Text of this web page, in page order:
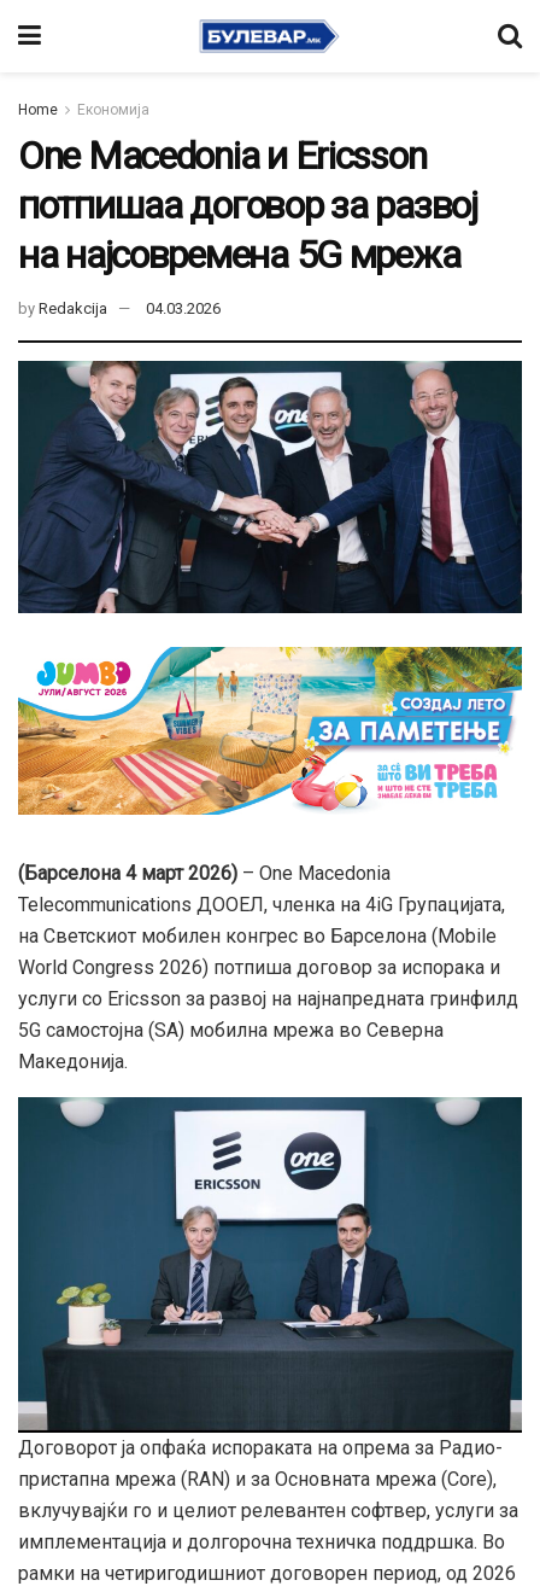
Home Економија
One Macedonia и Ericsson
потпишаа договор за развој
на најсовремена 5G мрежа
by Redakcija 04.03.2026
(Барселона 4 март 2026) – One Macedonia
Telecommunications ДООЕЛ, членка на 4iG Групацијата,
на Светскиот мобилен конгрес во Барселона (Mobile
World Congress 2026) потпиша договор за испорака и
услуги со Ericsson за развој на најнапредната гринфилд
5G самостојна (SA) мобилна мрежа во Северна
Македонија.
Договорот ја опфаќа испораката на опрема за Радио-
пристапна мрежа (RAN) и за Основната мрежа (Core),
вклучувајќи го и целиот релевантен софтвер, услуги за
имплементација и долгорочна техничка поддршка. Во
рамки на четиригодишниот договорен период, од 2026